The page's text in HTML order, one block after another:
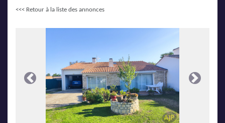
LOCATIONS DE VACANCES
ENTREPRISES
DEVENIR FRANCHISÉ
<<< Retour à la liste des annonces
Précédente Suivante